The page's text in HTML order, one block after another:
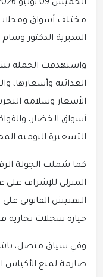
مختلف أسواق ومحلات
المديرية الدكتور
واستهدفت الحملة
الغذائية وأسعارها،
الأسعار وسلامة
أسواق الخضار،
التسعيرة اليومية
كما شملت الجولة
المنزلي للإشراف على
التفتيش القانوني
حيازة سجلات تجارية
وفي سياق متصل،
صارمة لمنع الأكياس